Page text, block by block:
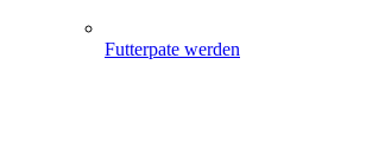
Futterpate werden